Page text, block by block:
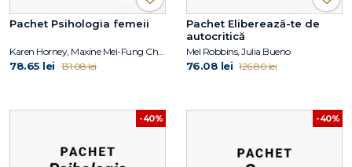
Pachet Psihologia femeii
Karen Horney, Maxine Mei-Fung Chung
78.65 lei 131.08 lei
Pachet Eliberează-te de
autocritică
Mel Robbins, Julia Bueno
76.08 lei 126.80 lei
-40% -40%